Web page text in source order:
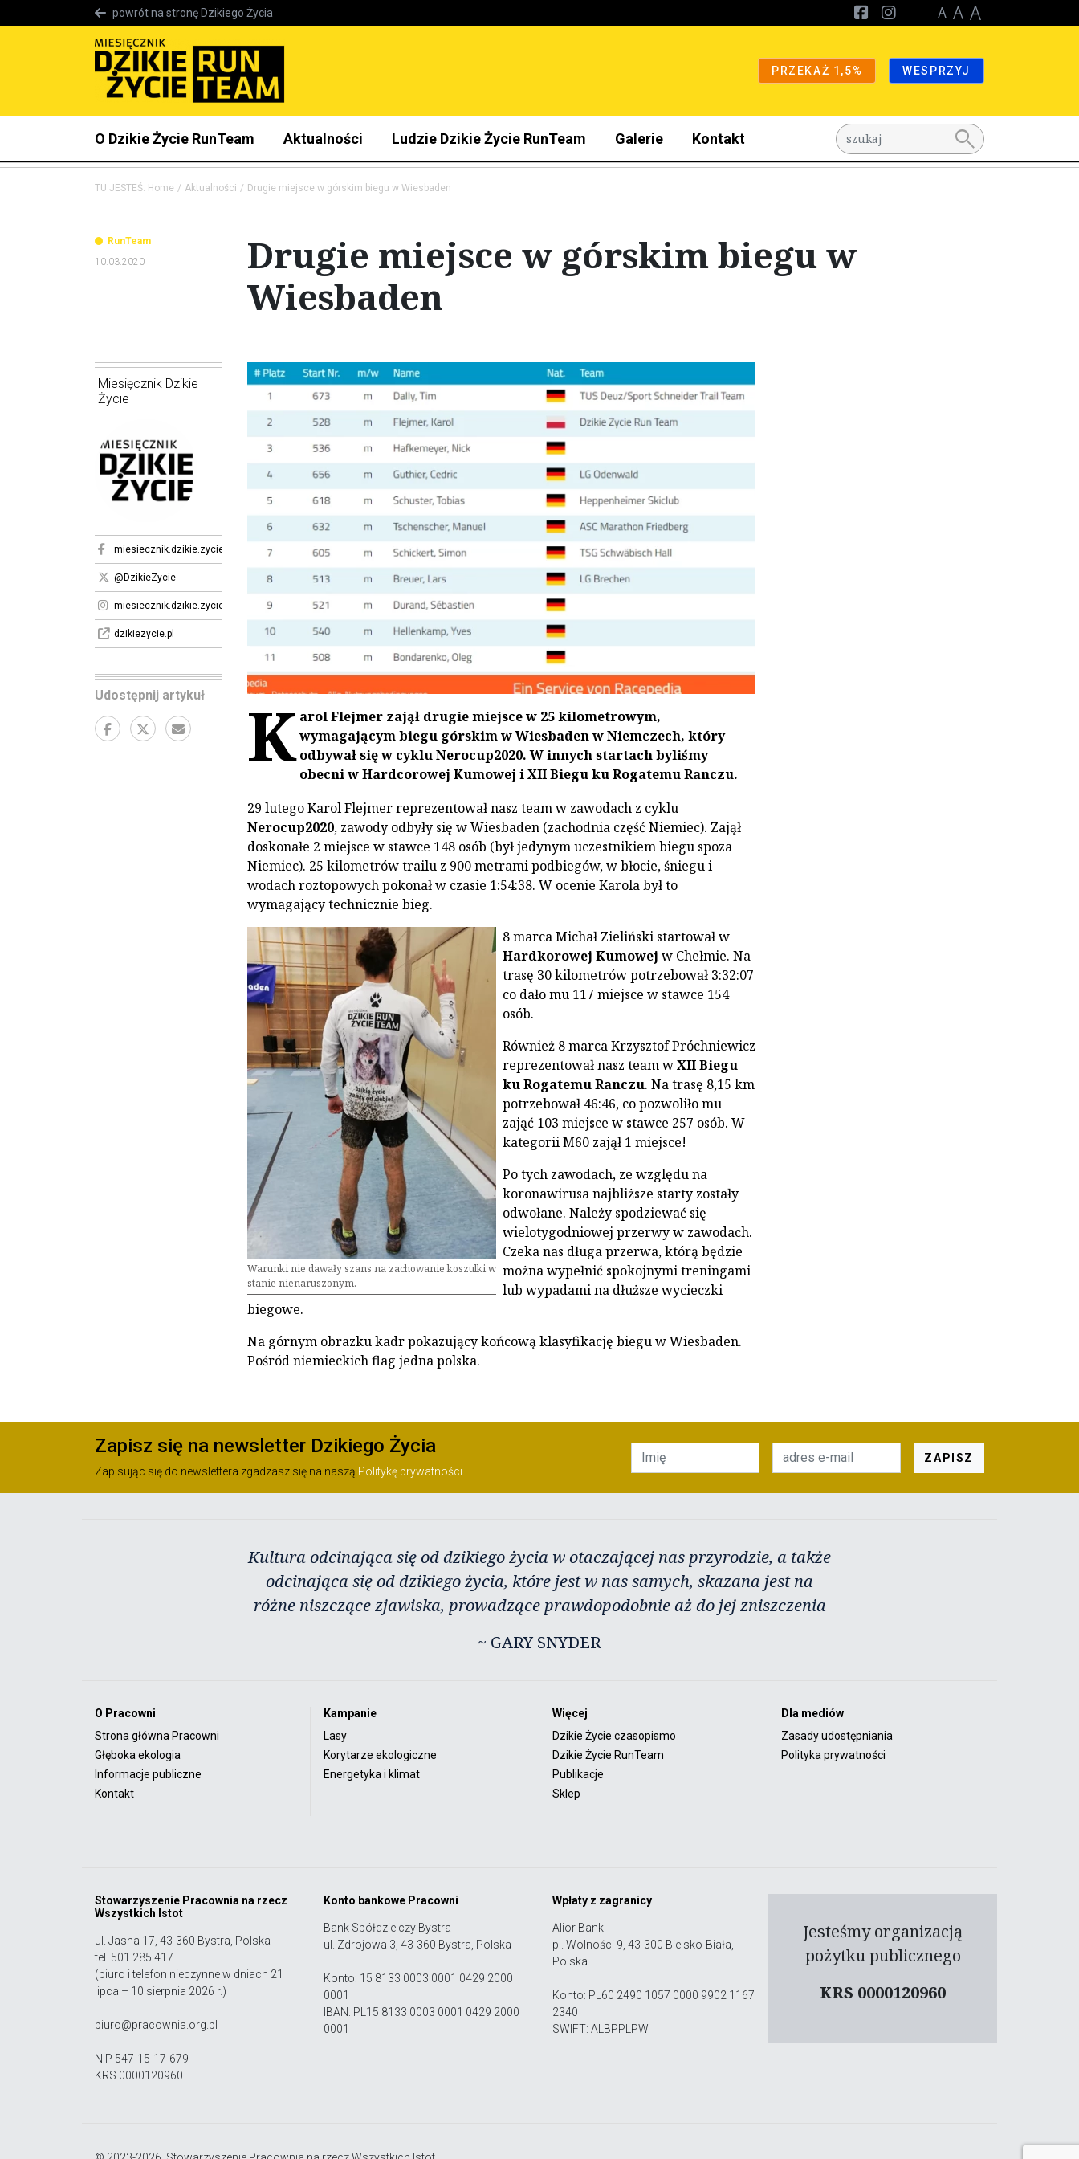
O Dzikie Życie RunTeam Aktualności Ludzie Dzikie Życie RunTeam Galerie Kontakt search
powrót na stronę Dzikiego Życia
PRZEKAŻ 1,5% WESPRZYJ
TU JESTEŚ: Home Aktualności Drugie miejsce w górskim biegu w Wiesbaden
RunTeam
10.03.2020
Drugie miejsce w górskim biegu w
Wiesbaden
Miesięcznik Dzikie
Życie
miesiecznik.dzikie.zycie
@DzikieZycie
miesiecznik.dzikie.zycie
dzikiezycie.pl
Udostępnij artykuł K arol Flejmer zajął drugie miejsce w 25 kilometrowym,
wymagającym biegu górskim w Wiesbaden w Niemczech, który
odbywał się w cyklu Nerocup2020. W innych startach byliśmy
obecni w Hardcorowej Kumowej i XII Biegu ku Rogatemu Ranczu.
29 lutego Karol Flejmer reprezentował nasz team w zawodach z cyklu
Nerocup2020, zawody odbyły się w Wiesbaden (zachodnia część Niemiec). Zajął
doskonałe 2 miejsce w stawce 148 osób (był jedynym uczestnikiem biegu spoza
Niemiec). 25 kilometrów trailu z 900 metrami podbiegów, w błocie, śniegu i
wodach roztopowych pokonał w czasie 1:54:38. W ocenie Karola był to
wymagający technicznie bieg.
Warunki nie dawały szans na zachowanie koszulki w
stanie nienaruszonym.
8 marca Michał Zieliński startował w
Hardkorowej Kumowej w Chełmie. Na
trasę 30 kilometrów potrzebował 3:32:07
co dało mu 117 miejsce w stawce 154
osób.
Również 8 marca Krzysztof Próchniewicz
reprezentował nasz team wXII Biegu
ku Rogatemu Ranczu. Na trasę 8,15 km
potrzebował 46:46, co pozwoliło mu
zająć 103 miejsce w stawce 257 osób. W
kategorii M60 zajął 1 miejsce!
Po tych zawodach, ze względu na
koronawirusa najbliższe starty zostały
odwołane. Należy spodziewać się
wielotygodniowej przerwy w zawodach.
Czeka nas długa przerwa, którą będzie
można wypełnić spokojnymi treningami
lub wypadami na dłuższe wycieczki
biegowe.
Na górnym obrazku kadr pokazujący końcową klasyfikację biegu w Wiesbaden.
Pośród niemieckich flag jedna polska.
Zapisz się na newsletter Dzikiego Życia
Zapisując się do newslettera zgadzasz się na naszą Politykę prywatności
ZAPISZ
Kultura odcinająca się od dzikiego życia w otaczającej nas przyrodzie, a także
odcinająca się od dzikiego życia, które jest w nas samych, skazana jest na
różne niszczące zjawiska, prowadzące prawdopodobnie aż do jej zniszczenia
~ GARY SNYDER
O Pracowni
Strona główna Pracowni
Głęboka ekologia
Informacje publiczne
Kontakt
Kampanie
Lasy
Korytarze ekologiczne
Energetyka i klimat
Więcej
Dzikie Życie czasopismo
Dzikie Życie RunTeam
Publikacje
Sklep
Dla mediów
Zasady udostępniania
Polityka prywatności
Stowarzyszenie Pracownia na rzecz
Wszystkich Istot
ul. Jasna 17, 43-360 Bystra, Polska
tel. 501 285 417
(biuro i telefon nieczynne w dniach 21
lipca – 10 sierpnia 2026 r.)
biuro@pracownia.org.pl
NIP 547-15-17-679
KRS 0000120960
Konto bankowe Pracowni
Bank Spółdzielczy Bystra
ul. Zdrojowa 3, 43-360 Bystra, Polska
Konto: 15 8133 0003 0001 0429 2000
0001
IBAN: PL15 8133 0003 0001 0429 2000
0001
Wpłaty z zagranicy
Alior Bank
pl. Wolności 9, 43-300 Bielsko-Biała,
Polska
Konto: PL60 2490 1057 0000 9902 1167
2340
SWIFT: ALBPPLPW
Jesteśmy organizacją
pożytku publicznego
KRS 0000120960